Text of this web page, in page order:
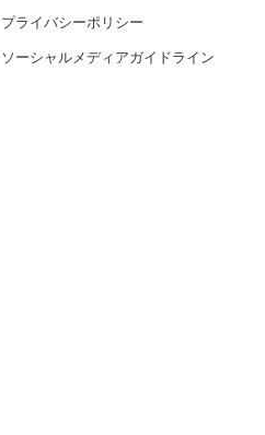
プライバシーポリシー
ソーシャルメディアガイドライン